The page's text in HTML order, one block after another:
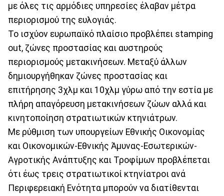
με όλες τις αρμόδιες υπηρεσίες έλαβαν μέτρα
περιορισμού της ευλογιάς.
Το ισχύον ευρωπαϊκό πλαίσιο προβλέπει stamping
out, ζώνες προστασίας και αυστηρούς
περιορισμούς μετακινήσεων. Μεταξύ άλλων
δημιουργήθηκαν ζώνες προστασίας και
επιτήρησης 3χλμ και 10χλμ γύρω από την εστία με
πλήρη απαγόρευση μετακινήσεων ζώων αλλά και
κινητοποίηση στρατιωτικών κτηνιάτρων.
Με ρύθμιση των υπουργείων Εθνικής Οικονομίας
και Οικονομικών-Εθνικής Άμυνας-Εσωτερικών-
Αγροτικής Ανάπτυξης και Τροφίμων προβλέπεται
ότι έως τρεις στρατιωτικοί κτηνίατροι ανά
Περιφερειακή Ενότητα μπορούν να διατίθενται